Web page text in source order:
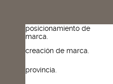
posicionamiento de
marca.
creación de marca.
provincia.